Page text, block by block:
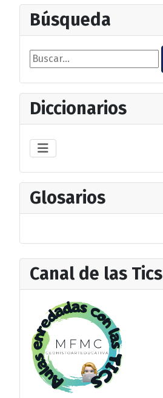
Búsqueda
Buscar...
Diccionarios
Glosarios
Canal de las Tics